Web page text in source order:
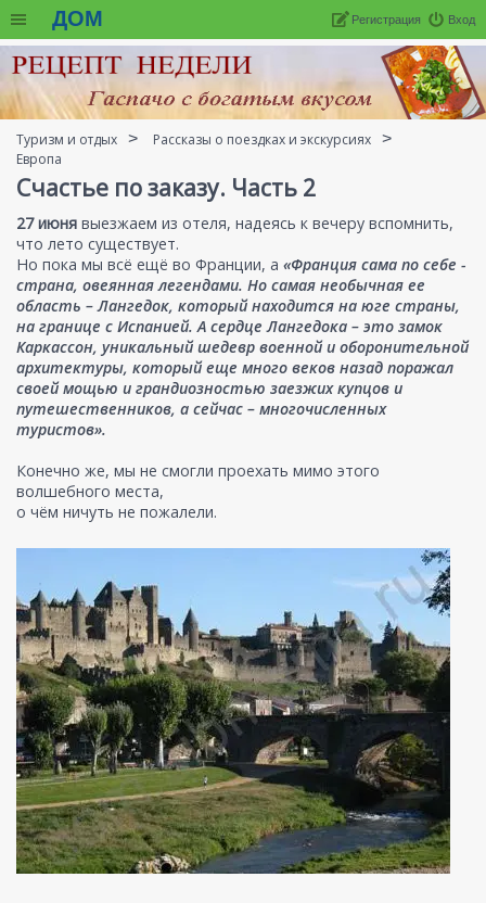
ДОМ Вход
Регистрация
Туризм и отдых
Рассказы о поездках и экскурсиях
Европа
Счастье по заказу. Часть 2
27 июня выезжаем из отеля, надеясь к вечеру вспомнить,
что лето существует.
Но пока мы всё ещё во Франции, а «Франция сама по себе -
страна, овеянная легендами. Но самая необычная ее
область – Лангедок, который находится на юге страны,
на границе с Испанией. А сердце Лангедока – это замок
Каркассон, уникальный шедевр военной и оборонительной
архитектуры, который еще много веков назад поражал
своей мощью и грандиозностью заезжих купцов и
путешественников, а сейчас – многочисленных
туристов».
Конечно же, мы не смогли проехать мимо этого
волшебного места,
о чём ничуть не пожалели.